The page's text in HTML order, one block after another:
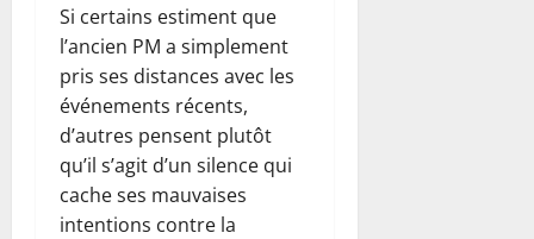
Si certains estiment que
l’ancien PM a simplement
pris ses distances avec les
événements récents,
d’autres pensent plutôt
qu’il s’agit d’un silence qui
cache ses mauvaises
intentions contre la